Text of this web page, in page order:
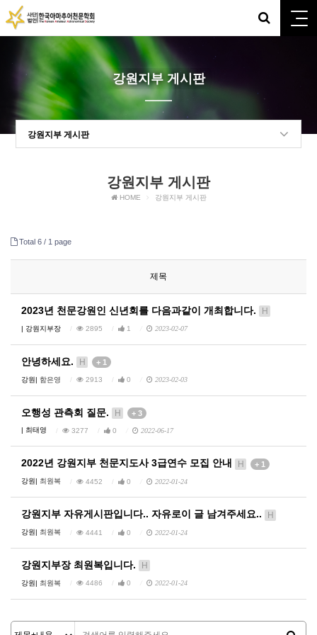
강원지부 게시판
강원지부 게시판
강원지부 게시판
HOME 강원지부 게시판
Total 6 / 1 page
제목
2023년 천문강원인 신년회를 다음과같이 개최합니다. H
| 강원지부장 2895 1 2023-02-07
안녕하세요. H + 1
강원| 함은영 2913 0 2023-02-03
오행성 관측회 질문. H + 3
최태영 3277 0 2022-06-17
2022년 강원지부 천문지도사 3급연수 모집 안내 H + 1
강원| 최원복 4452 0 2022-01-24
강원지부 자유게시판입니다.. 자유로이 글 남겨주세요.. H
강원| 최원복 4441 0 2022-01-24
강원지부장 최원복입니다. H
강원| 최원복 4486 0 2022-01-24